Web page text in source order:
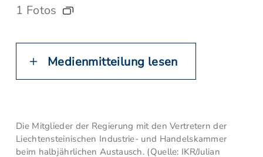
1 Fotos
Medienmitteilung lesen
Die Mitglieder der Regierung mit den Vertretern der
Liechtensteinischen Industrie- und Handelskammer
beim halbjährlichen Austausch. (Quelle: IKR/Julian